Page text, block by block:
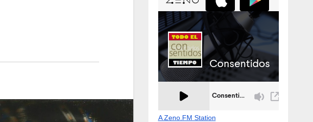
A Zeno.FM Station